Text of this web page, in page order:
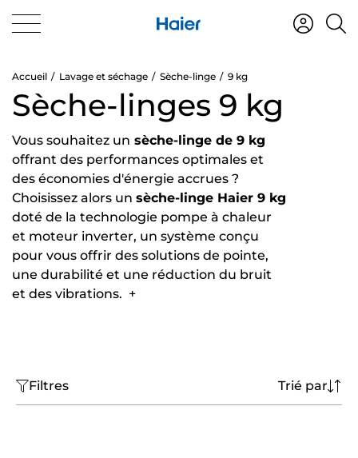
Accueil Lavage et séchage Sèche-linge 9 kg
Sèche-linges 9 kg
Vous souhaitez un sèche-linge de 9 kg
offrant des performances optimales et
des économies d'énergie accrues ?
Choisissez alors un sèche-linge Haier 9 kg
doté de la technologie pompe à chaleur
et moteur inverter, un système conçu
pour vous offrir des solutions de pointe,
une durabilité et une réduction du bruit
et des vibrations. +
Filtres Trié par